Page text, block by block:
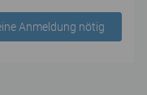
Anmeldung nötig